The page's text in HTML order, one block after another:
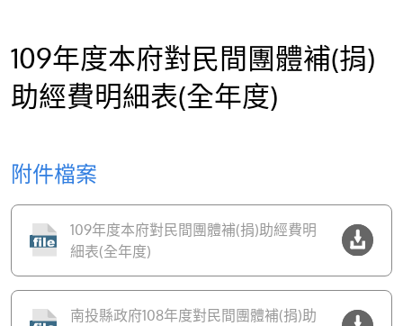
109年度本府對民間團體補(捐)
助經費明細表(全年度)
附件檔案
109年度本府對民間團體補(捐)助經費明
細表(全年度)
南投縣政府108年度對民間團體補(捐)助